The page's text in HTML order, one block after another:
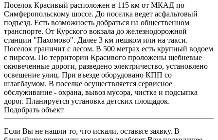
Поселок Красивый расположен в 115 км от МКАД по
Симферопольскому шоссе. До поселка ведет асфальтовый
подъезд. Есть возможность добраться на общественном
транспорте. От Курского вокзала до железнодорожной
станции "Пахомово". Далее 3 км пешком или на такси.
Поселок граничит с лесом. В 500 метрах есть крупный водоем
с пирсом. По территории Красивого проложены щебневые
окювеченные дороги, разведено электричество, установлено
освещение улиц. При въезде оборудовано КПП со
шлагбаумом. В поселке осуществляется сервисное
обслуживание - охрана, вывоз мусора, чистка и подсыпка
дорог. Планируется установка детских площадок.
Подобрать объект
Если Вы не нашли то, что искали, оставьте заявку. В